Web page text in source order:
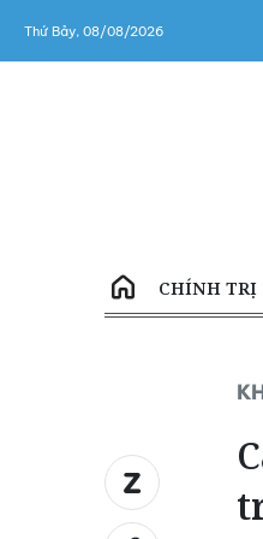
Thứ Bảy, 08/08/2026
CHÍNH TRỊ